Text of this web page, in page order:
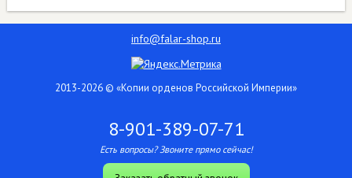
info@falar-shop.ru
2013-2026 © «Копии орденов Российской Империи»
8-901-389-07-71
Есть вопросы? Звоните прямо сейчас!